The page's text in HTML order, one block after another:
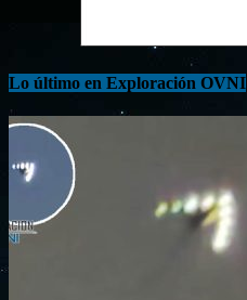
Lo último en Exploración OVNI